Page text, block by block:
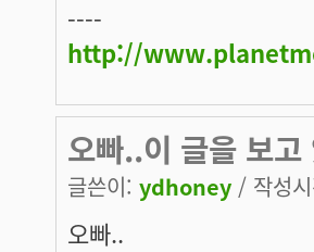
----
http://
오빠..이 글을 보
글쓴이: ydhoney / 작성
오빠..